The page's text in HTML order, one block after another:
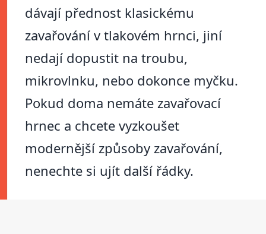
dávají přednost klasickému
zavařování v tlakovém hrnci, jiní
nedají dopustit na troubu,
mikrovlnku, nebo dokonce myčku.
Pokud doma nemáte zavařovací
hrnec a chcete vyzkoušet
modernější způsoby zavařování,
nenechte si ujít další řádky.